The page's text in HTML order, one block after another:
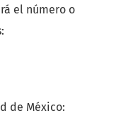
el número o
de México: